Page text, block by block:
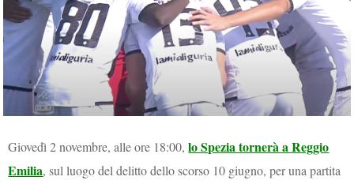
Giovedì 2 novembre, alle ore 18:00,lo Spezia tornerà a Reggio
Emilia, sul luogo del delitto dello scorso 10 giugno, per una partita